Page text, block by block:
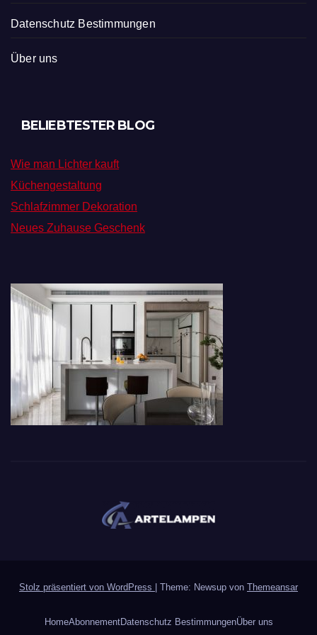
Datenschutz Bestimmungen
Über uns
BELIEBTESTER BLOG
Wie man Lichter kauft
Küchengestaltung
Schlafzimmer Dekoration
Neues Zuhause Geschenk
Stolz präsentiert von WordPress Theme: Newsup von Themeansar
HomeAbonnementDatenschutz BestimmungenÜber uns